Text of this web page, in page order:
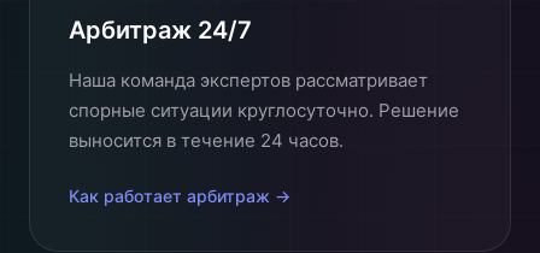
Арбитраж 24/7
Наша команда экспертов рассматривает
спорные ситуации круглосуточно. Решение
выносится в течение 24 часов.
Как работает арбитраж →